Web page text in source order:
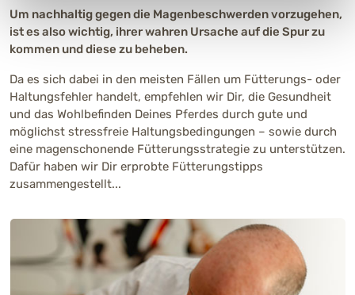
Um nachhaltig gegen die Magenbeschwerden vorzugehen,
ist es also wichtig, ihrer wahren Ursache auf die Spur zu
kommen und diese zu beheben.
Da es sich dabei in den meisten Fällen um Fütterungs- oder
Haltungsfehler handelt, empfehlen wir Dir, die Gesundheit
und das Wohlbefinden Deines Pferdes durch gute und
möglichst stressfreie Haltungsbedingungen – sowie durch
eine magenschonende Fütterungsstrategie zu unterstützen.
Dafür haben wir Dir erprobte Fütterungstipps
zusammengestellt...